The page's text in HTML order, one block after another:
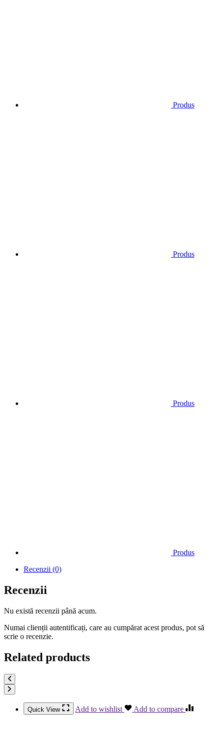
Produs
Produs
Produs
Produs
Recenzii (0)
Recenzii
Nu există recenzii până acum.
Numai clienții autentificați, care au cumpărat acest produs, pot să
scrie o recenzie.
Related products
Quick View Add to wishlist Add to compare